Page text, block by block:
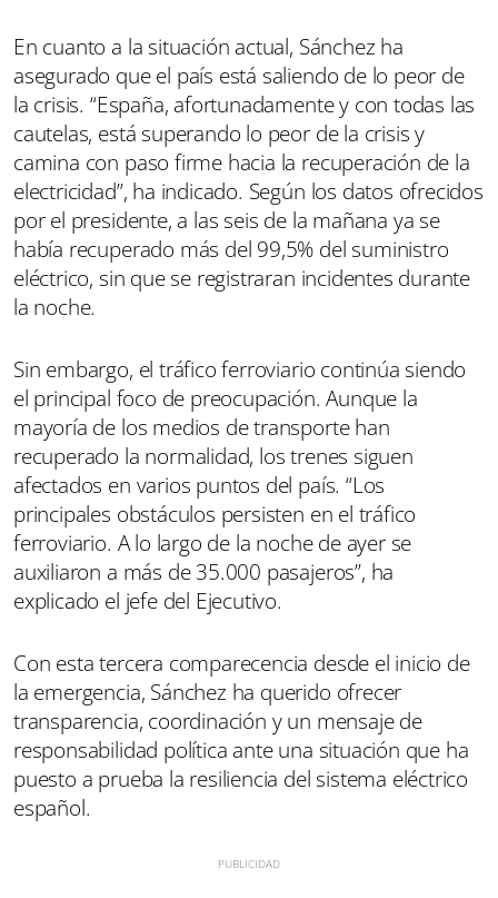
En cuanto a la situación actual, Sánchez ha
asegurado que el país está saliendo de lo peor de
la crisis. “España, afortunadamente y con todas las
cautelas, está superando lo peor de la crisis y
camina con paso firme hacia la recuperación de la
electricidad”, ha indicado. Según los datos ofrecidos
por el presidente, a las seis de la mañana ya se
había recuperado más del 99,5% del suministro
eléctrico, sin que se registraran incidentes durante
la noche.
Sin embargo, el tráfico ferroviario continúa siendo
el principal foco de preocupación. Aunque la
mayoría de los medios de transporte han
recuperado la normalidad, los trenes siguen
afectados en varios puntos del país. “Los
principales obstáculos persisten en el tráfico
ferroviario. A lo largo de la noche de ayer se
auxiliaron a más de 35.000 pasajeros”, ha
explicado el jefe del Ejecutivo.
Con esta tercera comparecencia desde el inicio de
la emergencia, Sánchez ha querido ofrecer
transparencia, coordinación y un mensaje de
responsabilidad política ante una situación que ha
puesto a prueba la resiliencia del sistema eléctrico
español.